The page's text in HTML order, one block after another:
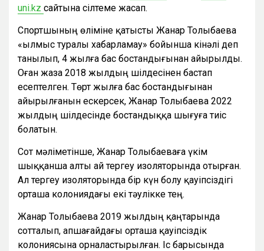
uni.kz сайтына сілтеме жасап.
Спортшының өліміне қатысты Жанар Толыбаева
«Қылмыс туралы хабарламау» бойынша кінәлі деп
танылып, 4 жылға бас бостандығынан айырылды.
Оған жаза 2018 жылдың шілдесінен бастап
есептелген. Төрт жылға бас бостандығынан
айырылғанын ескерсек, Жанар Толыбаева 2022
жылдың шілдесінде бостандыққа шығуға тиіс
болатын.
Сот мәліметінше, Жанар Толыбаеваға үкім
шыққанша алты ай тергеу изоляторында отырған.
Ал тергеу изоляторында бір күн болу қауіпсіздігі
орташа колониядағы екі тәулікке тең.
Жанар Толыбаева 2019 жылдың қаңтарында
сотталып, Қапшағайдағы орташа қауіпсіздік
колониясына орналастырылған. Іс барысында